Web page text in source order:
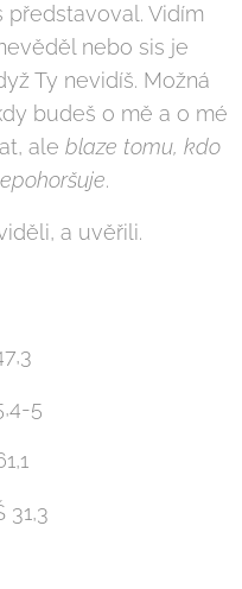
představoval. Vidím
nebo sis je
Ty nevidíš. Možná
budeš o mě a o mé
ale blaze tomu, kdo
.
a uvěřili.
5
31,3